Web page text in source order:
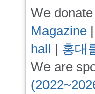
We
Magazine |
hall | 홍대
We are